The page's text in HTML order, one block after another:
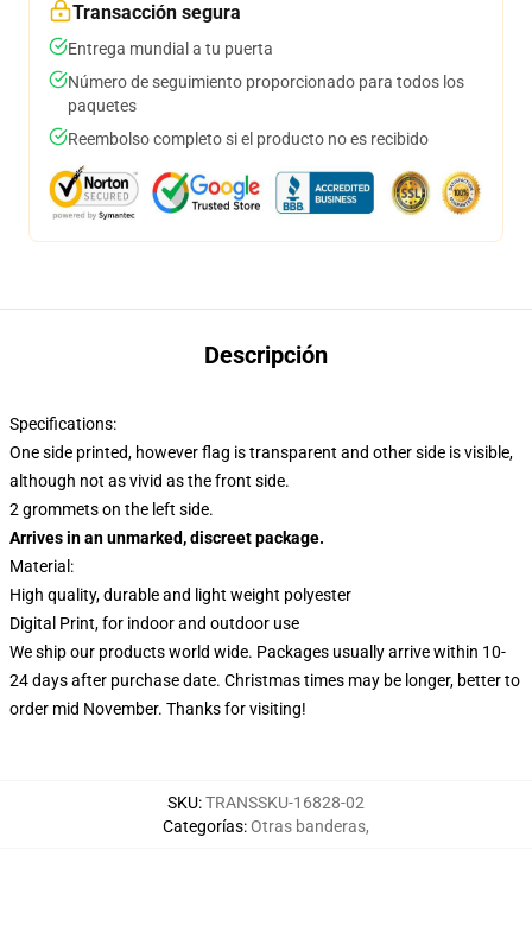
Transacción segura
Entrega mundial a tu puerta
Número de seguimiento proporcionado para todos los
paquetes
Reembolso completo si el producto no es recibido
Descripción
Specifications:
One side printed, however flag is transparent and other side is visible,
although not as vivid as the front side.
2 grommets on the left side.
Arrives in an unmarked, discreet package.
Material:
High quality, durable and light weight polyester
Digital Print, for indoor and outdoor use
We ship our products world wide. Packages usually arrive within 10-
24 days after purchase date. Christmas times may be longer, better to
order mid November. Thanks for visiting!
SKU:TRANSSKU-16828-02
Categorías:Otras banderas,